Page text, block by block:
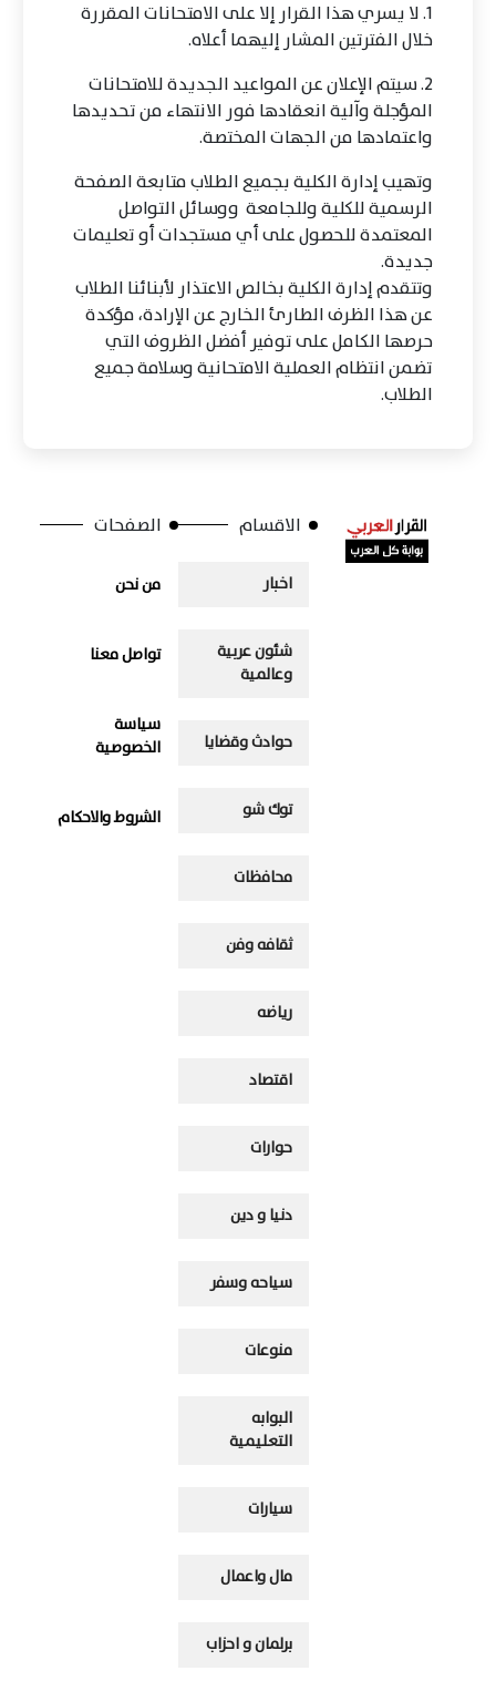
1. لا يسري هذا القرار إلا على الامتحانات المقررة
خلال الفترتين المشار إليهما أعلاه.
2. سيتم الإعلان عن المواعيد الجديدة للامتحانات
المؤجلة وآلية انعقادها فور الانتهاء من تحديدها
واعتمادها من الجهات المختصة.
وتهيب إدارة الكلية بجميع الطلاب متابعة الصفحة
الرسمية للكلية وللجامعة ووسائل التواصل
المعتمدة للحصول على أي مستجدات أو تعليمات
جديدة.
وتتقدم إدارة الكلية بخالص الاعتذار لأبنائنا الطلاب
عن هذا الظرف الطارئ الخارج عن الإرادة، مؤكدة
حرصها الكامل على توفير أفضل الظروف التي
تضمن انتظام العملية الامتحانية وسلامة جميع
الطلاب.
الاقسام
اخبار
شئون عربية
وعالمية
حوادث وقضايا
توك شو
محافظات
ثقافه وفن
رياضه
اقتصاد
حوارات
دنيا و دين
سياحه وسفر
منوعات
البوابه
التعليمية
سيارات
مال واعمال
برلمان و احزاب
الصفحات
من نحن
تواصل معنا
سياسة
الخصوصية
الشروط والاحكام